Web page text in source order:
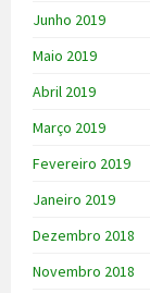
Junho 2019
Maio 2019
Abril 2019
Março 2019
Fevereiro 2019
Janeiro 2019
Dezembro 2018
Novembro 2018